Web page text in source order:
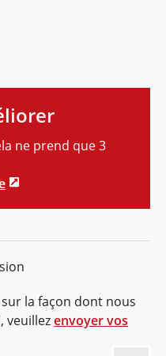
ne prend que 3
la façon dont nous
veuillezenvoyer vos